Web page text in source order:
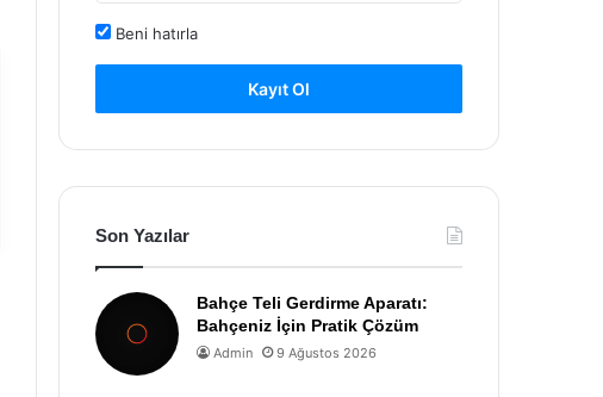
Beni hatırla
Kayıt Ol
Son Yazılar
Bahçe Teli Gerdirme Aparatı:
Bahçeniz İçin Pratik Çözüm
Admin 9 Ağustos 2026